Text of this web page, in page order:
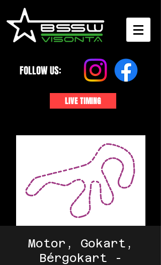
FOLLOW US:
LIVE TIMING
Motor, Gokart,
Bérgokart -